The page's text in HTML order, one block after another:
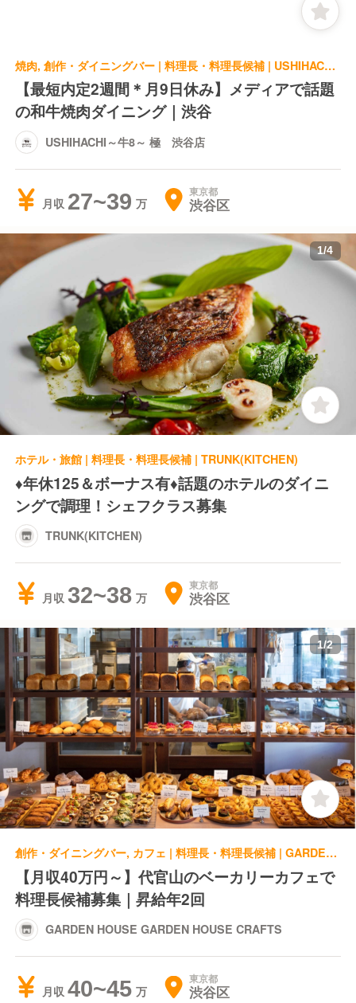
焼肉, 創作・ダイニングバー | 料理長・料理長候補 | USHIHACHI～牛8～ 極 渋谷店
【最短内定2週間＊月9日休み】メディアで話題
の和牛焼肉ダイニング｜渋谷
USHIHACHI～牛8～ 極 渋谷店
月収 27~39 東京都
渋谷区
1/4
ホテル・旅館 | 料理長・料理長候補 | TRUNK(KITCHEN)
♦年休125＆ボーナス有♦話題のホテルのダイニ
ングで調理！シェフクラス募集
TRUNK(KITCHEN)
月収 32~38 東京都
渋谷区
1/2
創作・ダイニングバー, カフェ | 料理長・料理長候補 | GARDEN HOUSE GARDEN HOUSE CRAFTS
【月収40万円～】代官山のベーカリーカフェで
料理長候補募集｜昇給年2回
GARDEN HOUSE GARDEN HOUSE CRAFTS
月収 40~45 東京都
渋谷区